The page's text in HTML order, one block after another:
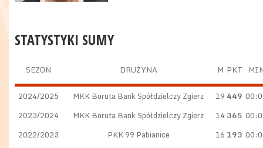
STATYSTYKI SUMY
SEZON DRUŻYNA M PKT
2024/2025 MKK Boruta Bank Spółdzielczy Zgierz 19 449
2023/2024
MKK Boruta Bank Spółdzielczy Zgierz 14 365
2022/2023
PKK 99 Pabianice 16 193